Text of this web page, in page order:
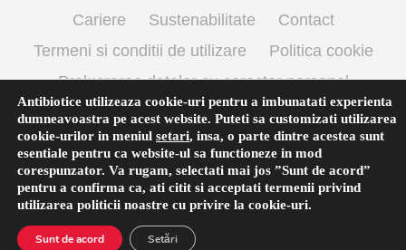
Cariere
Sustenabilitate
Contact
Termeni si conditii de utilizare
Politica cookie
Prelucrarea datelor cu caracter personal
Antibiotice utilizeaza cookie-uri pentru a imbunatati experienta
dumneavoastra pe acest website. Puteti sa customizati utilizarea
cookie-urilor in meniul setari, insa, o parte dintre acestea sunt
esentiale pentru ca website-ul sa functioneze in mod
corespunzator. Va rugam, selectati mai jos ”Sunt de acord”
pentru a confirma ca, ati citit si acceptati termenii privind
utilizarea politicii noastre cu privire la cookie-uri.
Sunt de acord Setări
English(Engleză) Română